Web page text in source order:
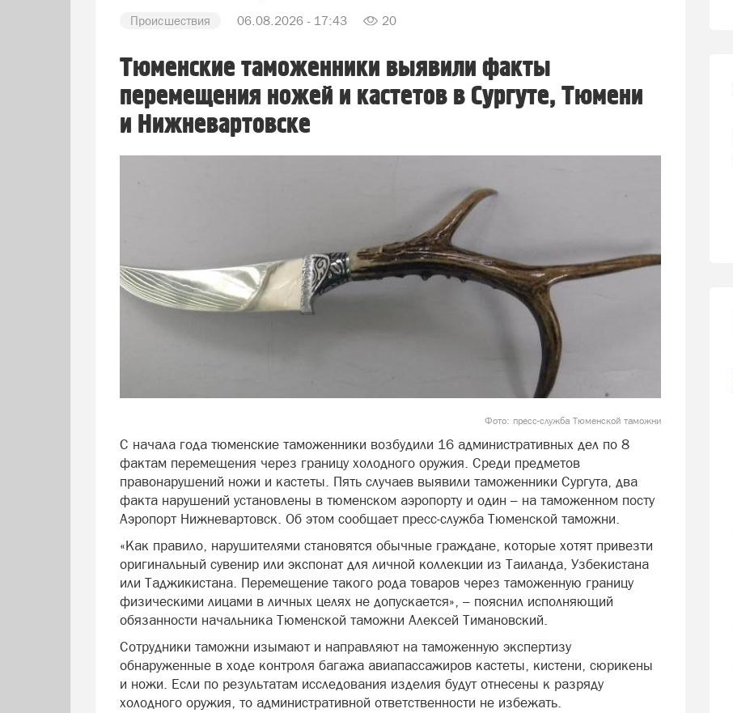
Происшествия 06.08.2026 - 17:43 20
Тюменские таможенники выявили факты
перемещения ножей и кастетов в Сургуте, Тюмени
и Нижневартовске
Фото: пресс-служба Тюменской таможни
С начала года тюменские таможенники возбудили 16 административных дел по 8
фактам перемещения через границу холодного оружия. Среди предметов
правонарушений ножи и кастеты. Пять случаев выявили таможенники Сургута, два
факта нарушений установлены в тюменском аэропорту и один – на таможенном посту
Аэропорт Нижневартовск. Об этом сообщает пресс-служба Тюменской таможни.
«Как правило, нарушителями становятся обычные граждане, которые хотят привезти
оригинальный сувенир или экспонат для личной коллекции из Таиланда, Узбекистана
или Таджикистана. Перемещение такого рода товаров через таможенную границу
физическими лицами в личных целях не допускается», – пояснил исполняющий
обязанности начальника Тюменской таможни Алексей Тимановский.
Сотрудники таможни изымают и направляют на таможенную экспертизу
обнаруженные в ходе контроля багажа авиапассажиров кастеты, кистени, сюрикены
и ножи. Если по результатам исследования изделия будут отнесены к разряду
холодного оружия, то административной ответственности не избежать.